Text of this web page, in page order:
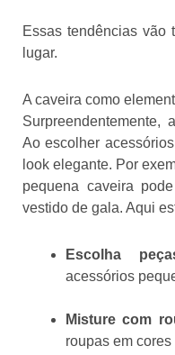
Essas tendências vão
lugar.
A caveira como
Surpreendentemente,
Ao escolher
look elegante. Por
pequena caveira
vestido de gala. Aqui
Escolha
acessórios
Misture com
roupas em cores